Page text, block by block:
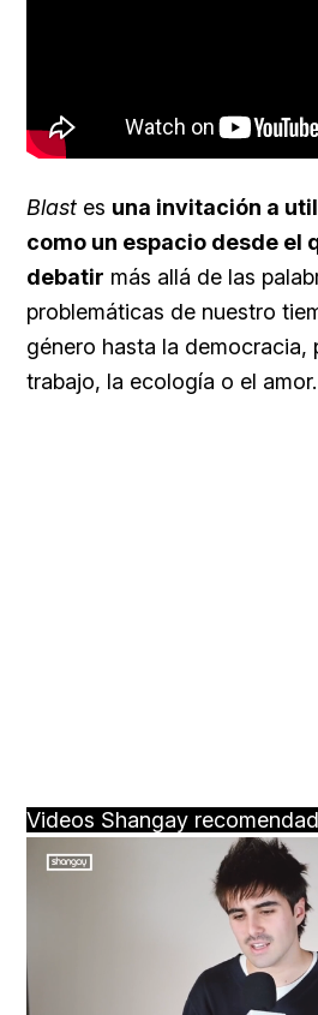
Blast es una invitación a
como un espacio desde el
debatir más allá de las
problemáticas de nuestro
género hasta la democracia,
trabajo, la ecología o el amor.
Videos Shangay